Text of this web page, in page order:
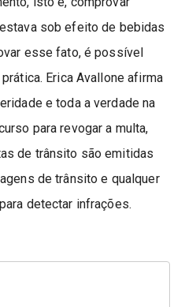
sob efeito de bebidas
esse fato, é possível
Erica Avallone afirma
e toda a verdade na
para revogar a multa,
de trânsito são emitidas
de trânsito e qualquer
detectar infrações.